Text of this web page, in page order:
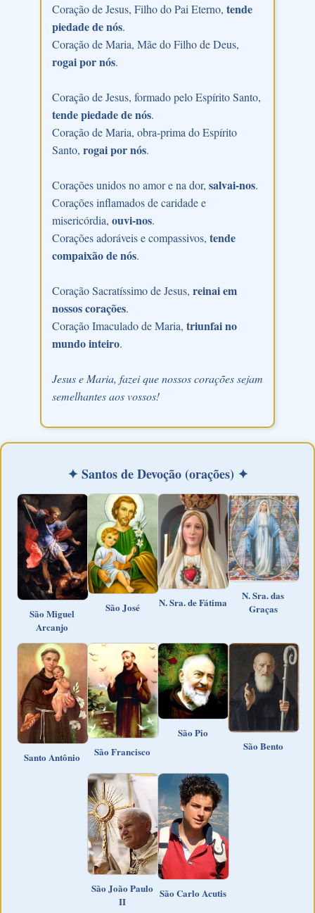
Coração de Jesus, Filho do Pai Eterno, tende
piedade de nós.
Coração de Maria, Mãe do Filho de Deus,
rogai por nós.
Coração de Jesus, formado pelo Espírito Santo,
tende piedade de nós.
Coração de Maria, obra-prima do Espírito
Santo, rogai por nós.
Corações unidos no amor e na dor, salvai-nos.
Corações inflamados de caridade e
misericórdia, ouvi-nos.
Corações adoráveis e compassivos, tende
compaixão de nós.
Coração Sacratíssimo de Jesus, reinai em
nossos corações.
Coração Imaculado de Maria, triunfai no
mundo inteiro.
Jesus e Maria, fazei que nossos corações sejam
semelhantes aos vossos!
✦ Santos de Devoção (orações) ✦
São Miguel
Arcanjo
São José N. Sra. de Fátima
N. Sra. das
Graças
Santo Antônio São Francisco
São Pio
São Bento
São João Paulo
II
São Carlo Acutis